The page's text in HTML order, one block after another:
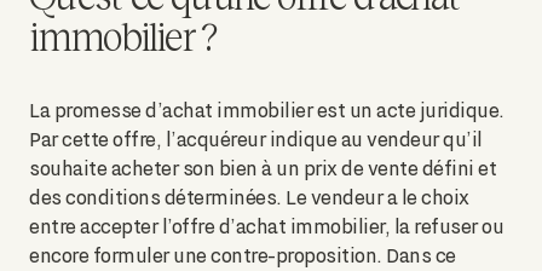
immobilier ?
La promesse d’achat immobilier est un acte juridique.
Par cette offre, l’acquéreur indique au vendeur qu’il
souhaite acheter son bien à un prix de vente défini et
des conditions déterminées. Le vendeur a le choix
entre accepter l’offre d’achat immobilier, la refuser ou
encore formuler une contre-proposition. Dans ce